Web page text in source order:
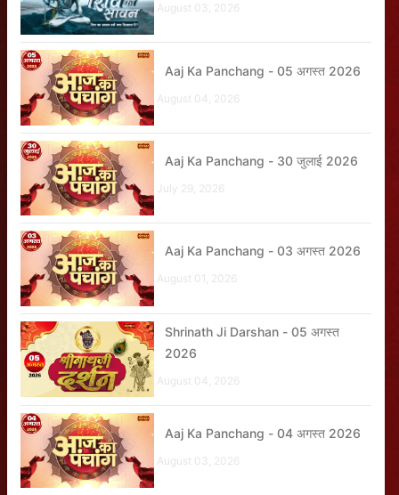
August 03, 2026
Aaj Ka Panchang - 05 अगस्त 2026
August 04, 2026
Aaj Ka Panchang - 30 जुलाई 2026
July 29, 2026
Aaj Ka Panchang - 03 अगस्त 2026
August 01, 2026
Shrinath Ji Darshan - 05 अगस्त
2026
August 04, 2026
Aaj Ka Panchang - 04 अगस्त 2026
August 03, 2026